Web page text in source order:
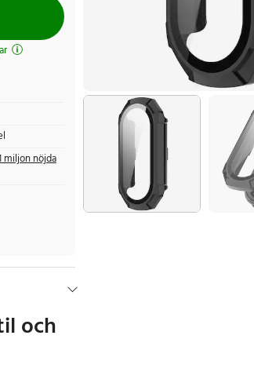
miljon nöjda
och